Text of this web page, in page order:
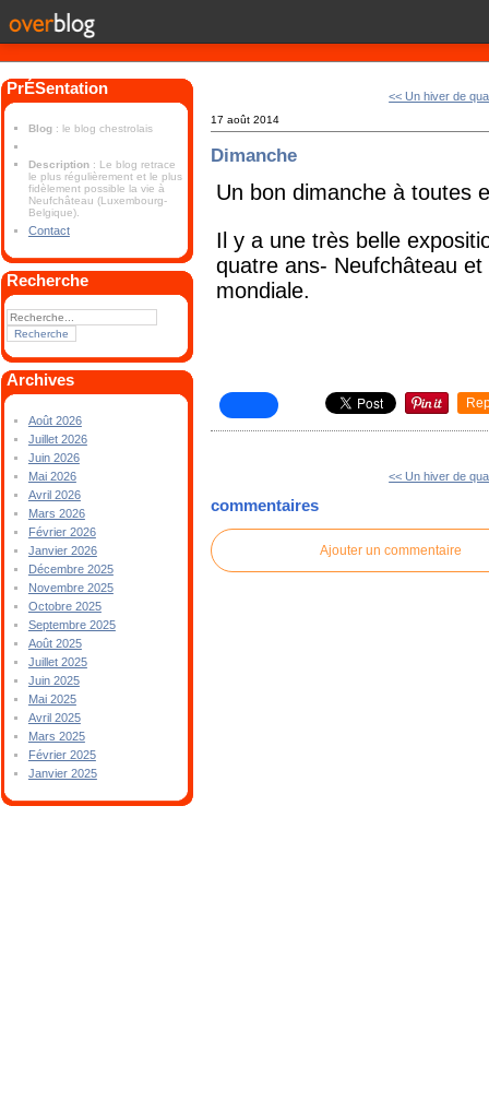
PrÉSentation
Blog : le blog chestrolais
Description : Le blog retrace
le plus régulièrement et le plus
fidèlement possible la vie à
Neufchâteau (Luxembourg-
Belgique).
Contact
Recherche
Archives
Août 2026
Juillet 2026
Juin 2026
Mai 2026
Avril 2026
Mars 2026
Février 2026
Janvier 2026
Décembre 2025
Novembre 2025
Octobre 2025
Septembre 2025
Août 2025
Juillet 2025
Juin 2025
Mai 2025
Avril 2025
Mars 2025
Février 2025
Janvier 2025
<< Un hiver de
17 août 2014
Dimanche
Un bon dimanche à toutes
Il y a une très belle
quatre ans- Neufchâteau
mondiale.
<< Un hiver de
commentaires
Ajouter un commentaire